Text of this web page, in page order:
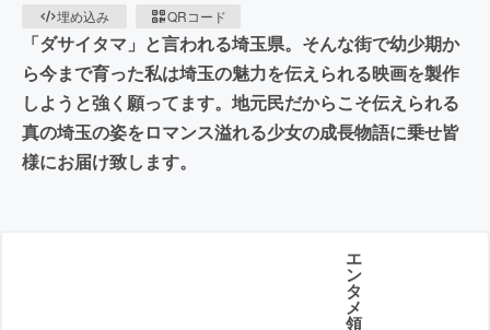
埋め込み
QRコード
「ダサイタマ」と言われる埼玉県。そんな街で幼少期か
ら今まで育った私は埼玉の魅力を伝えられる映画を製作
しようと強く願ってます。地元民だからこそ伝えられる
真の埼玉の姿をロマンス溢れる少女の成長物語に乗せ皆
様にお届け致します。
エ
ン
タ
メ
領